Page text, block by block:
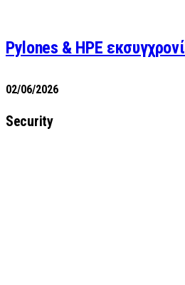
Pylones & HPE
02/06/2026
Security